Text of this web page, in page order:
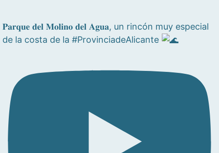
𝐏𝐚𝐫𝐪𝐮𝐞 𝐝𝐞𝐥 𝐌𝐨𝐥𝐢𝐧𝐨 𝐝𝐞𝐥 𝐀𝐠𝐮𝐚, un rincón muy especial
de la costa de la #ProvinciadeAlicante